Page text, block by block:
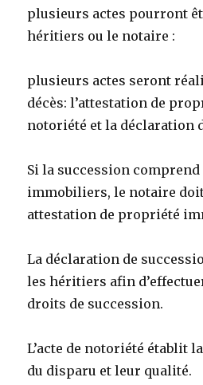
plusieurs actes pourront
héritiers ou le notaire :
plusieurs actes seront
décès: l’attestation de
notoriété et la déclaration
Si la succession comprend
immobiliers, le notaire
attestation de propriété
La déclaration de
les héritiers afin
droits de succession.
L’acte de notoriété établit
du disparu et leur qualité.